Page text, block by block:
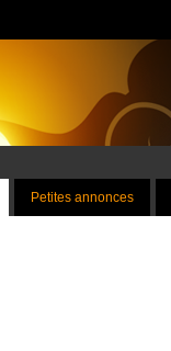
Petites annonces